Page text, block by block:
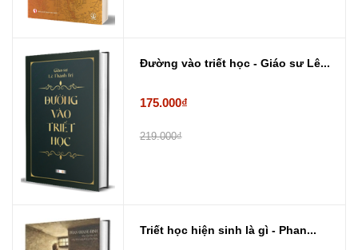
Đường vào triết học - Giáo sư Lê...
175.000₫
219.000₫
Triết học hiện sinh là gì - Phan...